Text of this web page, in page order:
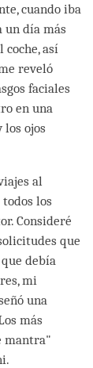
cuando iba
un día más
así
reveló
faciales
en una
los ojos
al
los
Consideré
que
debía
mi
una
más
mantra"